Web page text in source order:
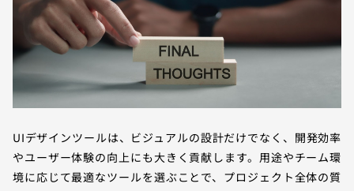
UIデザインツールは、ビジュアルの設計だけでなく、開発効率
やユーザー体験の向上にも大きく貢献します。用途やチーム環
境に応じて最適なツールを選ぶことで、プロジェクト全体の質